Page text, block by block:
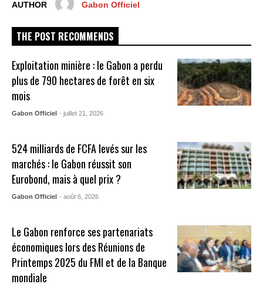
AUTHOR Gabon Officiel
THE POST RECOMMENDS
Exploitation minière : le Gabon a perdu
plus de 790 hectares de forêt en six
mois
Gabon Officiel - juillet 21, 2026
524 milliards de FCFA levés sur les
marchés : le Gabon réussit son
Eurobond, mais à quel prix ?
Gabon Officiel - août 6, 2026
Le Gabon renforce ses partenariats
économiques lors des Réunions de
Printemps 2025 du FMI et de la Banque
mondiale​